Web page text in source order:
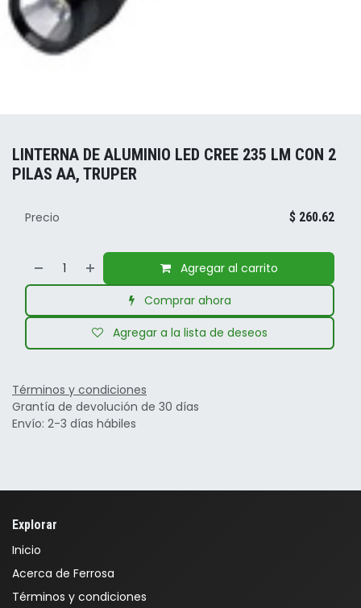
LINTERNA DE ALUMINIO LED CREE 235 LM CON 2
PILAS AA, TRUPER
Agregar al carrito
Comprar ahora
Agregar a la lista de deseos
Precio $ 260.62
Términos y condiciones
Grantía de devolución de 30 días
Envío: 2-3 días hábiles
Explorar
Inicio
Acerca de Ferrosa
Términos y condiciones